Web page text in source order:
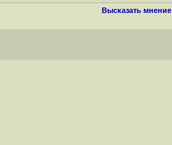
Высказать мнение